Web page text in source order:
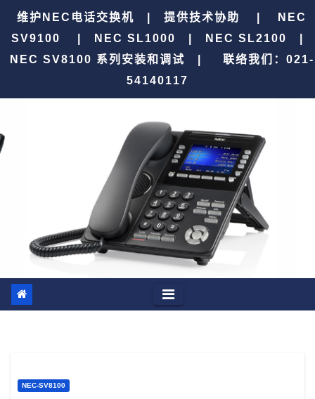
维护NEC电话交换机 | 提供技术协助 | NEC
SV9100 | NEC SL1000 | NEC SL2100 |
NEC SV8100 系列安装和调试 |
联络我们：021-
54140117
NEC-SV8100